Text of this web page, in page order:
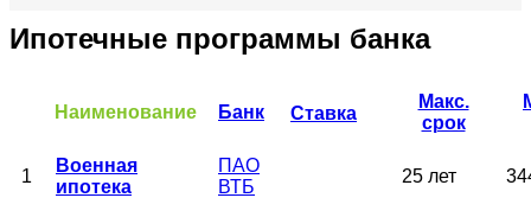
Ипотечные программы банка
Наименование Банк Ставка
Сортировать
Макс.
срок
1
Военная
ипотека
ПАО
ВТБ
25 лет